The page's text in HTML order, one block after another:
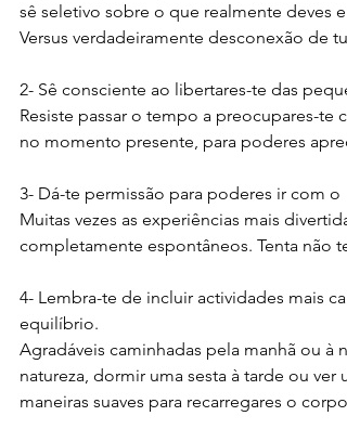
sê seletivo sobre o que realmente deves
Versus verdadeiramente desconexão de
2- Sê consciente ao libertares-te das
Resiste passar o tempo a preocupares-
no momento presente, para poderes
3- Dá-te permissão para poderes ir com o
Muitas vezes as experiências mais
completamente espontâneos. Tenta não
4- Lembra-te de incluir actividades mais
equilíbrio.
Agradáveis caminhadas pela manhã ou à
natureza, dormir uma sesta à tarde ou
maneiras suaves para recarregares o